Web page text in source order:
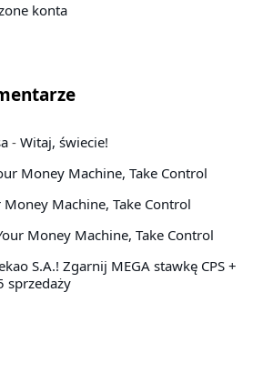
konta
- Witaj, świecie!
Money Machine, Take Control
Money Machine, Take Control
Money Machine, Take Control
S.A.! Zgarnij MEGA stawkę CPS +
sprzedaży